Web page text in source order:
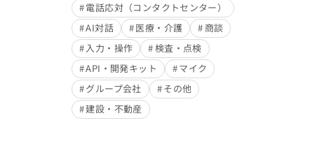
電話応対（コンタクトセンター）
AI対話
医療・介護
商談
入力・操作
検査・点検
API・開発キット
マイク
グループ会社
その他
建設・不動産